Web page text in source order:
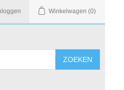
Winkelwagen (0)